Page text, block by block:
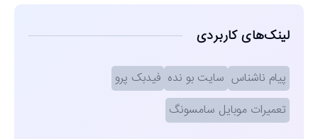
لینک‌های کاربردی
پیام ناشناس سایت بو نده فیدبک پرو
تعمیرات موبایل سامسونگ